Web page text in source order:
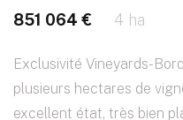
851 064 € 4 ha
Exclusivité Vineyards-
plusieurs hectares de
excellent état, très bien